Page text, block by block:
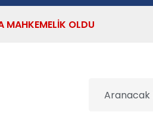
MAHKEMELIK OLDU